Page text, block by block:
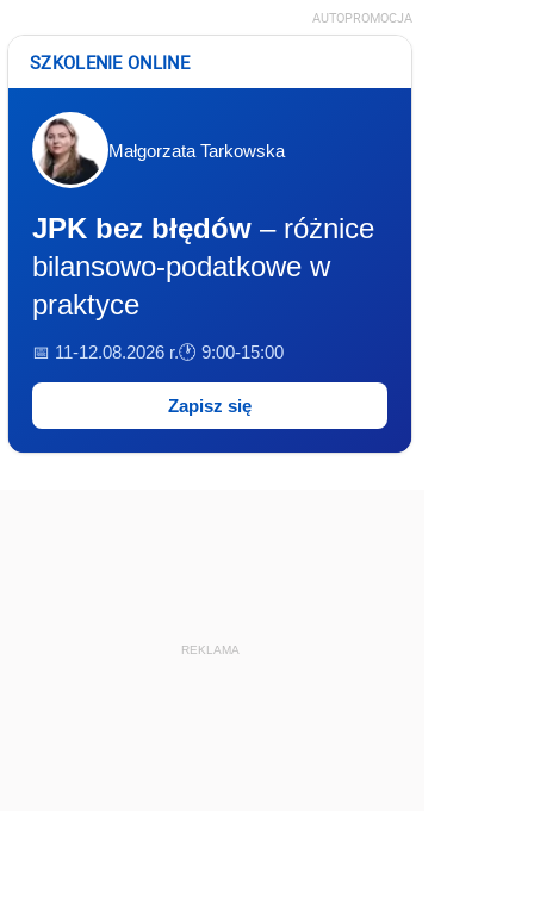
AUTOPROMOCJA
SZKOLENIE ONLINE
Małgorzata Tarkowska
JPK bez błędów – różnice
bilansowo-podatkowe w
praktyce
📅 11-12.08.2026 r.🕐 9:00-15:00
Zapisz się
REKLAMA